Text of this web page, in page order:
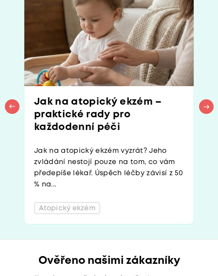
Jak na atopický ekzém –
praktické rady pro
každodenní péči
Jak na atopický ekzém vyzrát? Jeho
zvládání nestojí pouze na tom, co vám
předepíše lékař. Úspěch léčby závisí z 50
% na...
Atopický ekzém
Ověřeno našimi zákazníky